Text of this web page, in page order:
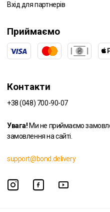
Вхід для партнерів
Приймаємо
Контакти
+38 (048) 700-90-07
Увага! Ми не приймаємо
замовлення на сайті.
support@bond.delivery